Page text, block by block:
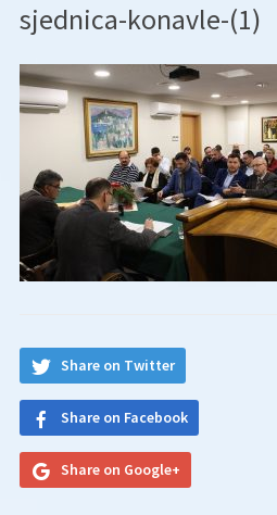
sjednica-konavle-(1)
Share on Twitter
Share on Facebook
Share on Google+